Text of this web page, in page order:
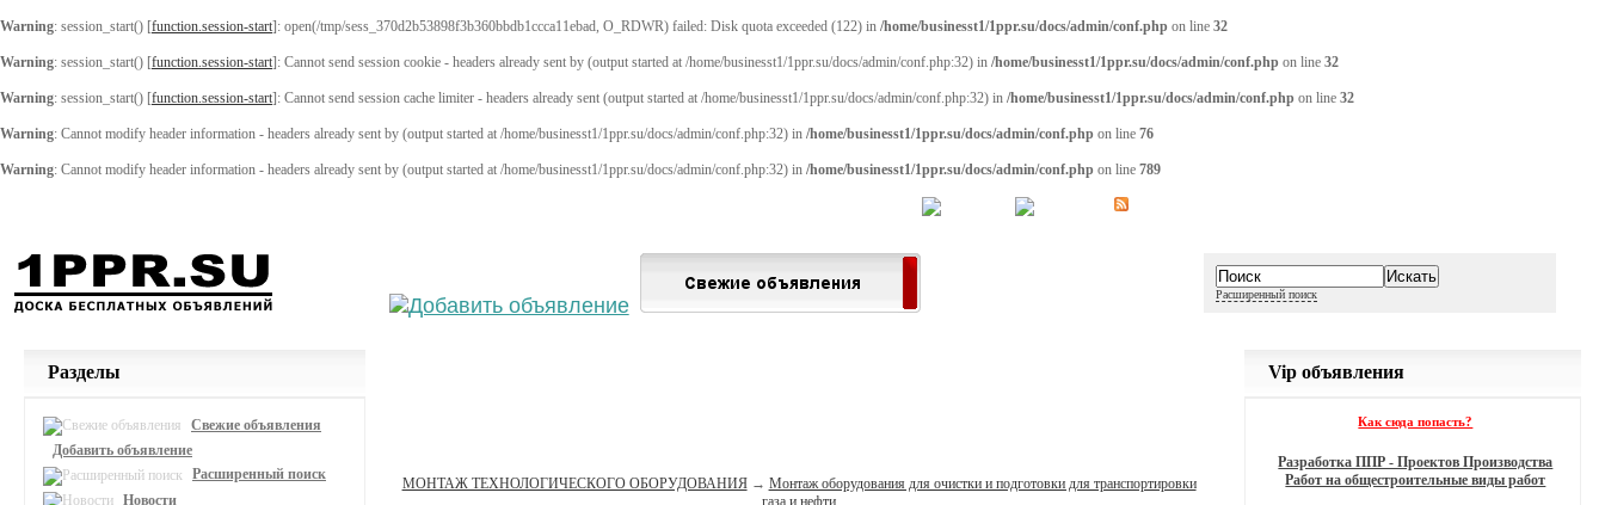
Warning: session_start() [function.session-start]: open(/tmp/sess_370d2b53898f3b360bbdb1ccca11ebad, O_RDWR) failed: Disk quota exceeded (122) in /home/businesst1/1ppr.su/docs/admin/conf.php on line 32
Warning: session_start() [function.session-start]: Cannot send session cookie - headers already sent by (output started at /home/businesst1/1ppr.su/docs/admin/conf.php:32) in /home/businesst1/1ppr.su/docs/admin/conf.php on line 32
Warning: session_start() [function.session-start]: Cannot send session cache limiter - headers already sent (output started at /home/businesst1/1ppr.su/docs/admin/conf.php:32) in /home/businesst1/1ppr.su/docs/admin/conf.php on line 32
Warning: Cannot modify header information - headers already sent by (output started at /home/businesst1/1ppr.su/docs/admin/conf.php:32) in /home/businesst1/1ppr.su/docs/admin/conf.php on line 76
Warning: Cannot modify header information - headers already sent by (output started at /home/businesst1/1ppr.su/docs/admin/conf.php:32) in /home/businesst1/1ppr.su/docs/admin/conf.php on line 789
Расширенный поиск
МОНТАЖ ТЕХНОЛОГИЧЕСКОГО ОБОРУДОВАНИЯ→ Монтаж оборудования для очистки и подготовки для транспортировки
газа и нефти
Разделы
Свежие объявления
Добавить объявление
Расширенный поиск
Новости
Vip объявления
Как сюда попасть?
Разработка ППР - Проектов Производства
Работ на общестроительные виды работ